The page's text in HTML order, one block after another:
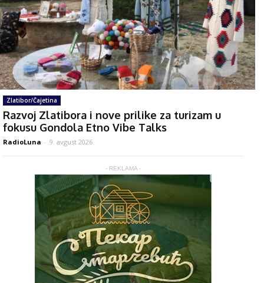
Zlatibor/Čajetina
Razvoj Zlatibora i nove prilike za turizam u
fokusu Gondola Etno Vibe Talks
RadioLuna - 9. avgust 2026.
- REKLAMA -